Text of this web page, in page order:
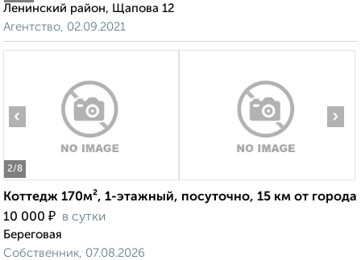
Ленинский район, Щапова 12
Агентство, 02.09.2021
2/8
‹ ›
Коттедж 170м², 1-этажный, посуточно, 15 км от города
10 000 ₽ в сутки
Береговая
Собственник, 07.08.2026